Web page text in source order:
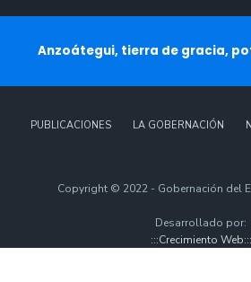
Anzoátegui, tierra de gracia,
PUBLICACIONES LA GOBERNACIÓN
Copyright © 2022 - Gobernación del
Desarrollado por:
:::Crecimiento Web:::